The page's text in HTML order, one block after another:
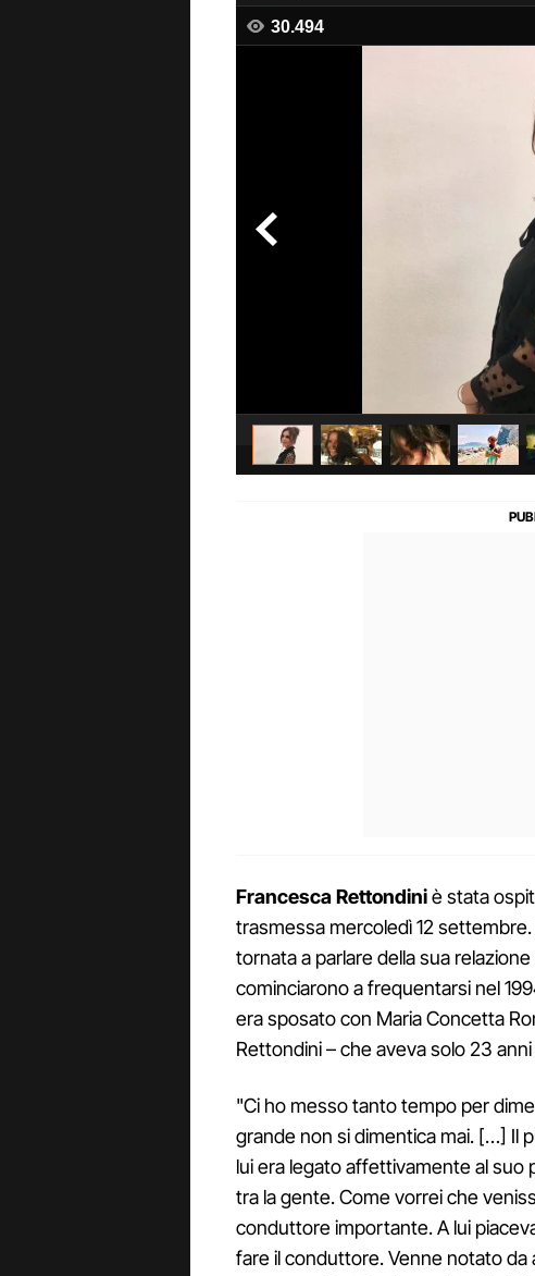
Francesca Rettondiniè stata
trasmessa mercoledì 12
tornata a parlare della sua relazione
cominciarono a frequentarsi nel
era sposato con Maria Concetta
Rettondini – che aveva solo 23
"Ci ho messo tanto tempo per
grande non si dimentica mai. […] Il
lui era legato affettivamente al suo
tra la gente. Come vorrei che
conduttore importante. A lui
fare il conduttore. Venne notato